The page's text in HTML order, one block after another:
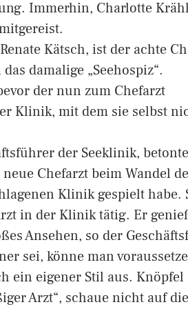
Immerhin, Charlotte
Kätsch, ist der achte
damalige „Seehospiz“.
der nun zum Chefarzt
Klinik, mit dem sie selbst
der Seeklinik,
Chefarzt beim Wandel
Klinik gespielt habe.
in der Klinik tätig. Er
Ansehen, so der
sei, könne man
ein eigener Stil aus. Knöpfel
Arzt“, schaue nicht auf